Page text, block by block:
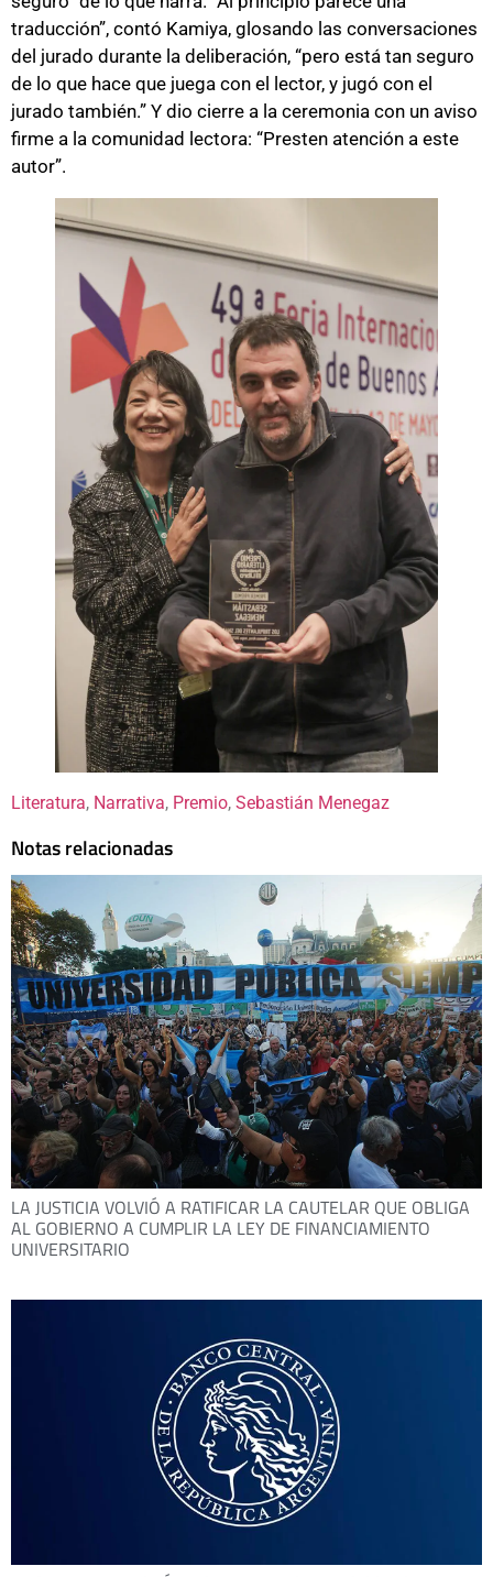
traducción”, contó Kamiya, glosando las conversaciones
del jurado durante la deliberación, “pero está tan seguro
de lo que hace que juega con el lector, y jugó con el
jurado también.” Y dio cierre a la ceremonia con un aviso
firme a la comunidad lectora: “Presten atención a este
autor”.
Literatura, Narrativa, Premio, Sebastián Menegaz
Notas relacionadas
LA JUSTICIA VOLVIÓ A RATIFICAR LA CAUTELAR QUE OBLIGA
AL GOBIERNO A CUMPLIR LA LEY DE FINANCIAMIENTO
UNIVERSITARIO